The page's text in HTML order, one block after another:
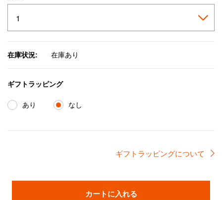
在庫状況: 在庫あり
ギフトラッピング
あり なし
ギフトラッピングについて
カートに入れる